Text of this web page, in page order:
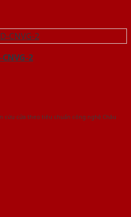
2
cứu cửa theo tiêu chuẩn công nghệ Châu